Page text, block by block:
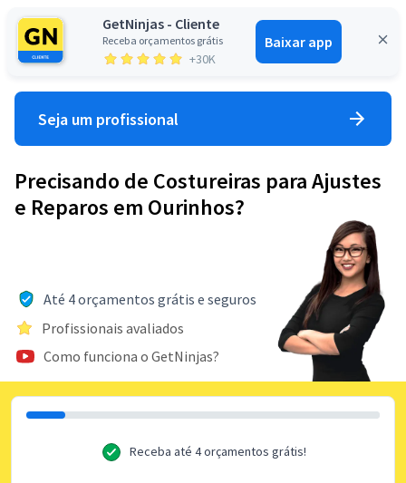
GetNinjas - Cliente
Receba orçamentos grátis
+30K
Baixar app
Entrar
Seja um profissional
Precisando de Costureiras para Ajustes
e Reparos em Ourinhos?
Até 4 orçamentos grátis e seguros
Profissionais avaliados
Como funciona o GetNinjas?
Receba até 4 orçamentos grátis!